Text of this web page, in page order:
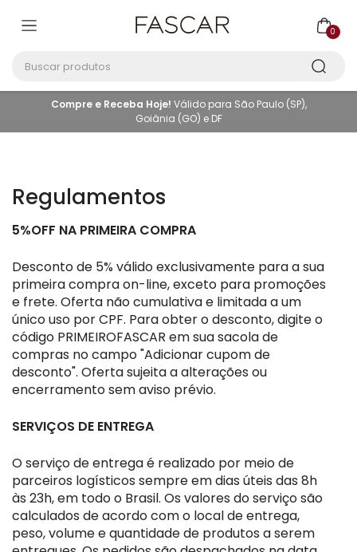
0
Compre e Receba Hoje! Válido para São Paulo (SP),
Goiânia (GO) e DF
Regulamentos
5%OFF NA PRIMEIRA COMPRA
Desconto de 5% válido exclusivamente para a sua
primeira compra on-line, exceto para promoções
e frete. Oferta não cumulativa e limitada a um
único uso por CPF. Para obter o desconto, digite o
código PRIMEIROFASCAR em sua sacola de
compras no campo "Adicionar cupom de
desconto". Oferta sujeita a alterações ou
encerramento sem aviso prévio.
SERVIÇOS DE ENTREGA
O serviço de entrega é realizado por meio de
parceiros logísticos sempre em dias úteis das 8h
às 23h, em todo o Brasil. Os valores do serviço são
calculados de acordo com o local de entrega,
peso, volume e quantidade de produtos a serem